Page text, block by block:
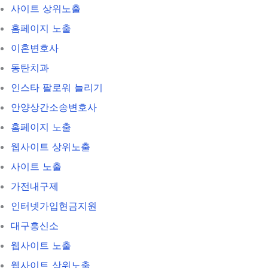
사이트 상위노출
홈페이지 노출
이혼변호사
동탄치과
인스타 팔로워 늘리기
안양상간소송변호사
홈페이지 노출
웹사이트 상위노출
사이트 노출
가전내구제
인터넷가입현금지원
대구흥신소
웹사이트 노출
웹사이트 상위노출